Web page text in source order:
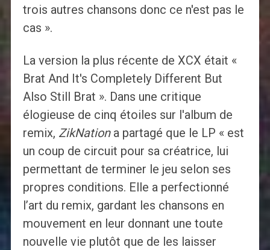
trois autres chansons donc ce n'est pas le
cas ».
La version la plus récente de XCX était «
Brat And It's Completely Different But
Also Still Brat ». Dans une critique
élogieuse de cinq étoiles sur l'album de
remix, ZikNationa partagé que le LP « est
un coup de circuit pour sa créatrice, lui
permettant de terminer le jeu selon ses
propres conditions. Elle a perfectionné
l’art du remix, gardant les chansons en
mouvement en leur donnant une toute
nouvelle vie plutôt que de les laisser